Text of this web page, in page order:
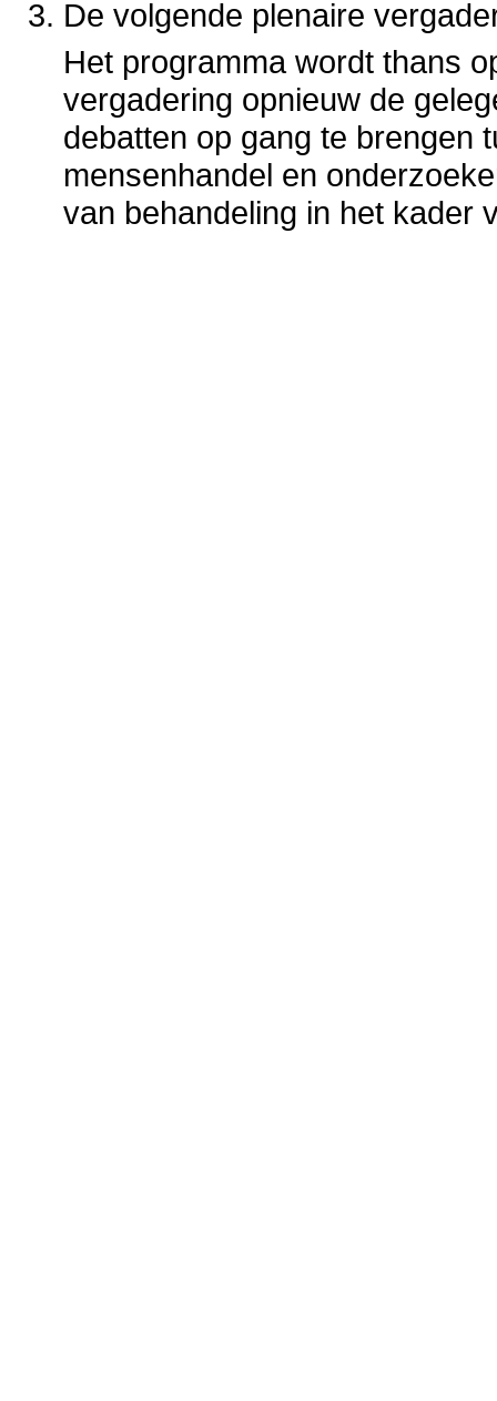
De volgende plenaire
Het programma wordt thans
vergadering opnieuw de
debatten op gang te brengen
mensenhandel en
van behandeling in het kader